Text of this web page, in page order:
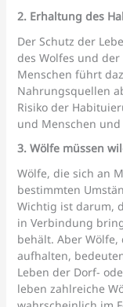
2. Erhaltung des
Der Schutz der
des Wolfes und
Menschen führt
Nahrungsquellen
Risiko der
und Menschen
3. Wölfe müssen
Wölfe, die sich an
bestimmten
Wichtig ist darum,
in Verbindung
behält. Aber
aufhalten,
Leben der Dorf-
leben zahlreiche